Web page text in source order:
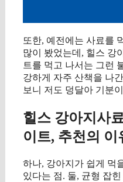
또한, 예전에는 사료를
많이 봤었는데, 힐스 강
트를 먹고 나서는 그런
강하게 자주 산책을 나
보니 저도 덩달아 기분
힐스 강아지사
이트, 추천의 이
하나, 강아지가 쉽게 먹
있다는 점. 둘, 균형 잡